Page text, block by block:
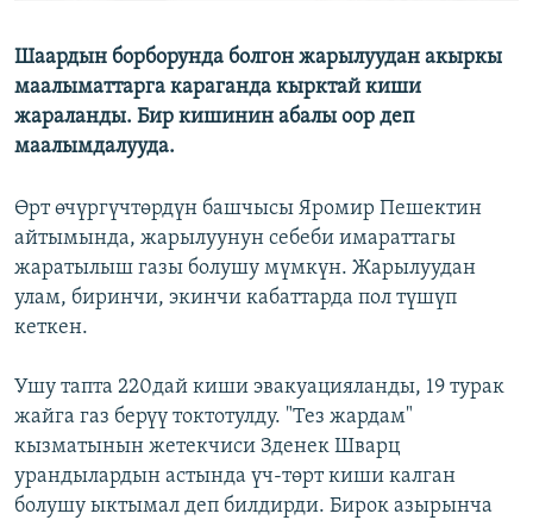
Шаардын борборунда болгон жарылуудан акыркы
маалыматтарга караганда кырктай киши
жараланды. Бир кишинин абалы оор деп
маалымдалууда.
Өрт өчүргүчтөрдүн башчысы Яромир Пешектин
айтымында, жарылуунун себеби имараттагы
жаратылыш газы болушу мүмкүн. Жарылуудан
улам, биринчи, экинчи кабаттарда пол түшүп
кеткен.
Ушу тапта 220дай киши эвакуацияланды, 19 турак
жайга газ берүү токтотулду. "Тез жардам"
кызматынын жетекчиси Зденек Шварц
урандылардын астында үч-төрт киши калган
болушу ыктымал деп билдирди. Бирок азырынча